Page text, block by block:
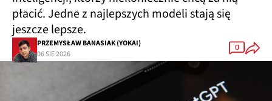
płacić. Jedne z najlepszych modeli stają się
jeszcze lepsze.
PRZEMYSŁAW BANASIAK (YOKAI)
06 SIE 2026
0